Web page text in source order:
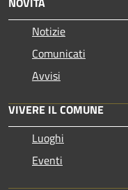
Notizie
Comunicati
Avvisi
VIVERE IL COMUNE
Luoghi
Eventi